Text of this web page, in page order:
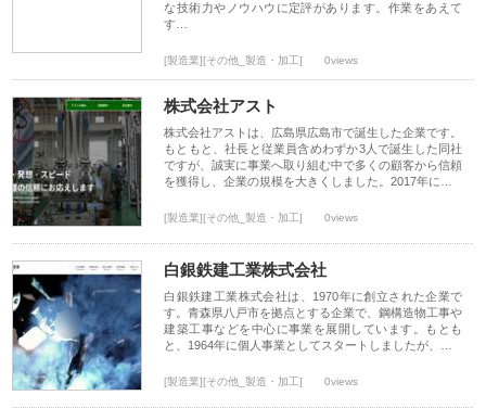
な技術力やノウハウに定評があります。作業をあえて
す…
[製造業][その他_製造・加工] 0views
株式会社アスト
株式会社アストは、広島県広島市で誕生した企業です。
もともと、社長と従業員含めわずか3人で誕生した同社
ですが、誠実に事業へ取り組む中で多くの顧客から信頼
を獲得し、企業の規模を大きくしました。2017年に…
[製造業][その他_製造・加工] 0views
白銀鉄建工業株式会社
白銀鉄建工業株式会社は、1970年に創立された企業で
す。青森県八戸市を拠点とする企業で、鋼構造物工事や
建築工事などを中心に事業を展開しています。もとも
と、1964年に個人事業としてスタートしましたが、…
[製造業][その他_製造・加工] 0views